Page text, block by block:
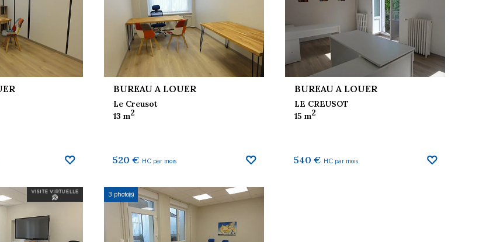
BUREAU A LOUER
Le Creusot
13 m2
520 € HC par mois
BUREAU A LOUER
LE CREUSOT
15 m2
540 € HC par mois
3 photo(s)